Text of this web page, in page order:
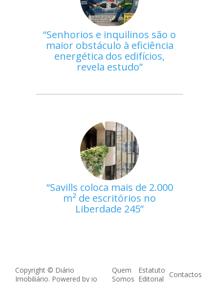
Senhorios e inquilinos são o
maior obstáculo à eficiência
energética dos edifícios,
revela estudo
Savills coloca mais de 2.000
m² de escritórios no
Liberdade 245
Copyright © Diário
Imobiliário. Powered by io
Quem
Somos
Estatuto
Editorial
Contactos